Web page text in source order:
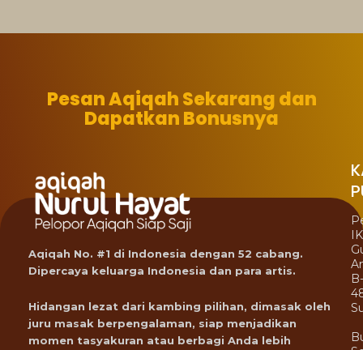
Pesan Aqiqah Sekarang dan
Dapatkan Bonusnya
Aqiqah No. #1 di Indonesia dengan 52 cabang.
Dipercaya keluarga Indonesia dan para artis.
Hidangan lezat dari kambing pilihan, dimasak oleh
juru masak berpengalaman, siap menjadikan
momen tasyakuran atau berbagi Anda lebih
B-